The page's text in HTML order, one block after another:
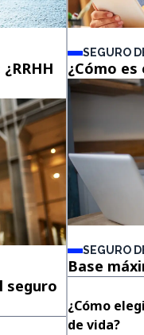
seguro
SEGURO
¿Cómo
SEGURO
Base
¿Cómo
de vida?